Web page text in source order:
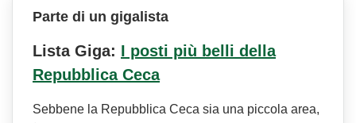
Parte di un gigalista
Lista Giga: I posti più belli della
Repubblica Ceca
Sebbene la Repubblica Ceca sia una piccola area,